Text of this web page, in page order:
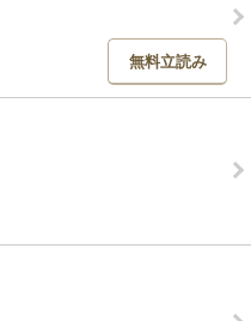
無料立読み